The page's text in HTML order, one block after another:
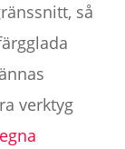
så
verktyg